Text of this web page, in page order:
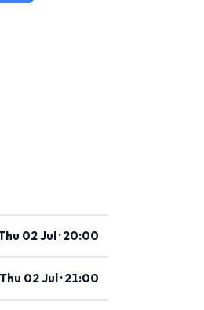
02 Jul · 20:00
Thu 02 Jul · 21:00